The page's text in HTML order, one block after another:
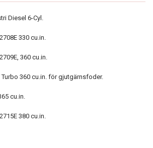
Diesel 6-Cyl.
330 cu.in.
360 cu.in.
Turbo 360 cu.in. för gjutgärnsfoder.
cu.in.
380 cu.in.